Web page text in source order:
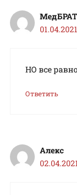
МедБРАТ
НО все
Ответить
Алекс